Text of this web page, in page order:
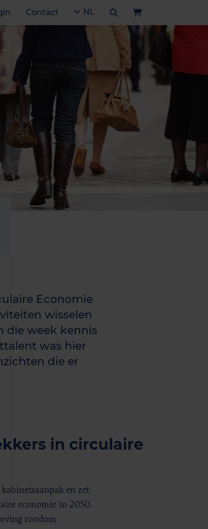
Contact NL
Economie
wisselen
die week kennis
was hier
die er
in circulaire
en zet
economie in 2050.
rondom